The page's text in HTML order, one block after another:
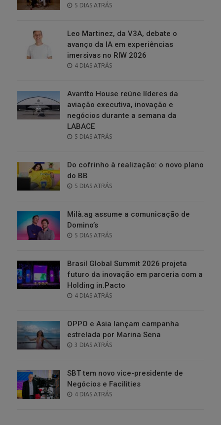
POSTED
5 DIAS ATRÁS
Leo Martinez, da V3A, debate o
avanço da IA em experiências
imersivas no RIW 2026
POSTED
4 DIAS ATRÁS
Avantto House reúne líderes da
aviação executiva, inovação e
negócios durante a semana da
LABACE
POSTED
5 DIAS ATRÁS
Do cofrinho à realização: o novo plano
do BB
POSTED
5 DIAS ATRÁS
Milà.ag assume a comunicação de
Domino’s
POSTED
5 DIAS ATRÁS
Brasil Global Summit 2026 projeta
futuro da inovação em parceria com a
Holding in.Pacto
POSTED
4 DIAS ATRÁS
OPPO e Asia lançam campanha
estrelada por Marina Sena
POSTED
3 DIAS ATRÁS
SBT tem novo vice-presidente de
Negócios e Facilities
POSTED
4 DIAS ATRÁS